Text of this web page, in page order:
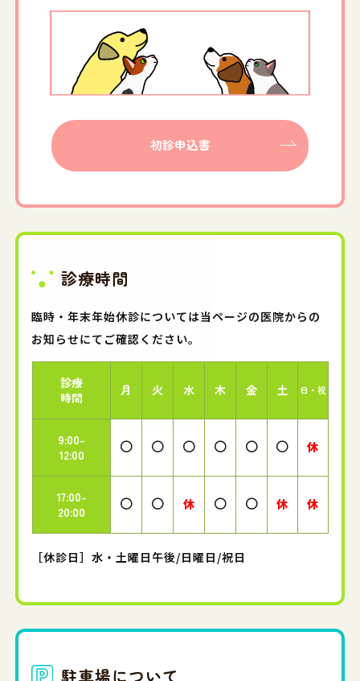
初診申込書
診療時間
臨時・年末年始休診については当ページの医院からの
お知らせにてご確認ください。
診療
時間
月 火 水 木 金 土 日・祝
9:00-
12:00
休
17:00-
20:00
休 休 休
［休診日］水・土曜日午後/日曜日/祝日
駐車場について